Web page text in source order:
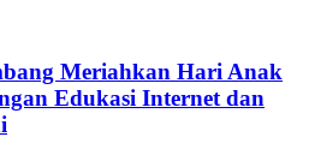
Meriahkan Hari Anak
Edukasi Internet dan